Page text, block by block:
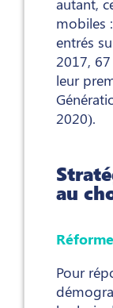
mobiles
entrés
2017,
leur
2020).
au
Pour